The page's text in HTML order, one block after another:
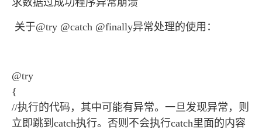
求数据过成功程序异常崩溃
关于@try @catch @finally异常处理的使用：
@try
{
//执行的代码，其中可能有异常。一旦发现异常，则
立即跳到catch执行。否则不会执行catch里面的内容